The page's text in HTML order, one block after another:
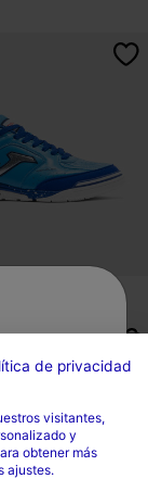
de privacidad
visitantes,
y
obtener más
ajustes.